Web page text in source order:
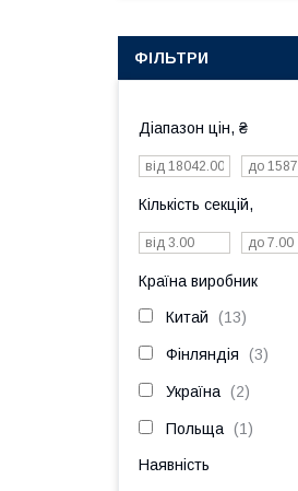
ФІЛЬТРИ
Діапазон цін, ₴
Кількість секцій,
Країна виробник
Китай 13
Фінляндія 3
Україна 2
Польща 1
Наявність